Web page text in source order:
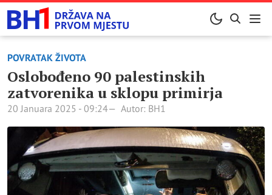
POVRATAK ŽIVOTA
Oslobođeno 90 palestinskih
zatvorenika u sklopu primirja
20 Januara 2025 - 09:24 Autor: BH1